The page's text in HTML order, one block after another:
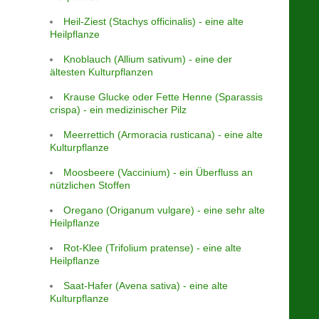
Heil-Ziest (Stachys officinalis) - eine alte
Heilpflanze
Knoblauch (Allium sativum) - eine der
ältesten Kulturpflanzen
Krause Glucke oder Fette Henne (Sparassis
crispa) - ein medizinischer Pilz
Meerrettich (Armoracia rusticana) - eine alte
Kulturpflanze
Moosbeere (Vaccinium) - ein Überfluss an
nützlichen Stoffen
Oregano (Origanum vulgare) - eine sehr alte
Heilpflanze
Rot-Klee (Trifolium pratense) - eine alte
Heilpflanze
Saat-Hafer (Avena sativa) - eine alte
Kulturpflanze